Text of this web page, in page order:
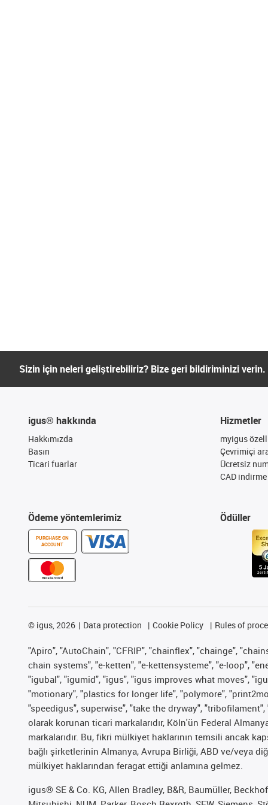
Sizin için neleri geliştirebiliriz? Bize geri bildiriminizi verin.
igus® hakkında
Hakkımızda
Basın
Ticari fuarlar
Ödeme yöntemlerimiz
PURCHASE ON
ACCOUNT
Hizmetler
myigus
Çevrimiçi
Ücretsiz
CAD
Ödüller
© igus, 2026 Data protection Cookie Policy Rules of
"Apiro", "AutoChain", "CFRIP", "chainflex", "chainge",
chain systems", "e-ketten", "e-kettensysteme", "e-loop",
"igubal", "igumid", "igus", "igus improves what moves",
"motionary", "plastics for longer life", "polymore",
"speedigus", superwise", "take the dryway",
olarak korunan ticari markalarıdır, Köln'ün Federal
markalarıdır. Bu, fikri mülkiyet haklarının temsili ancak
bağlı şirketlerinin Almanya, Avrupa Birliği, ABD ve/veya
mülkiyet haklarından feragat ettiği anlamına gelmez.
igus® SE & Co. KG, Allen Bradley, B&R, Baumüller,